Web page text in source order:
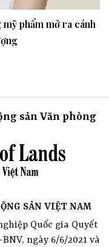
phẩm mở ra cánh
sản Văn phòng
SẢN VIỆT NAM
Quốc gia Quyết
ngày 6/6/2021 và